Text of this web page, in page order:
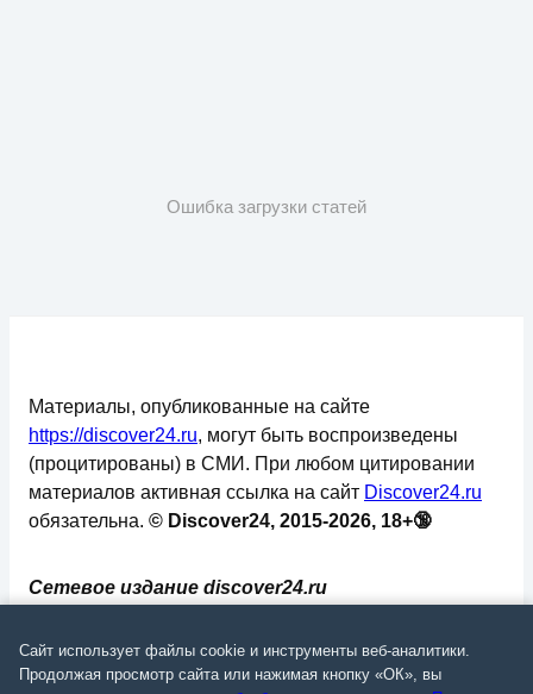
Ошибка загрузки статей
Сетевое издание discover24.ru
надзору в сфере связи, информационных
технологий и массовых коммуникаций
Материалы, опубликованные на сайте
https://discover24.ru, могут быть воспроизведены
(процитированы) в СМИ. При любом цитировании
материалов активная ссылка на сайт Discover24.ru
обязательна. © Discover24, 2015-2026, 18+🔞
Сайт использует файлы cookie и инструменты веб-аналитики.
Продолжая просмотр сайта или нажимая кнопку «ОК», вы